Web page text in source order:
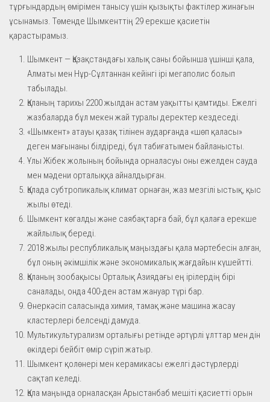
тұрғындардың өмірімен танысу үшін қызықты фактілер жинағын
ұсынамыз. Төменде Шымкенттің 29 ерекше қасиетін
қарастырамыз.
Шымкент — Қазақстандағы халық саны бойынша үшінші қала,
Алматы мен Нұр-Сұлтаннан кейінгі ірі мегаполис болып
табылады.
Қаланың тарихы 2200 жылдан астам уақытты қамтиды. Ежелгі
жазбаларда бұл мекен жай туралы деректер кездеседі.
«Шымкент» атауы қазақ тілінен аударғанда «шөп қаласы»
деген мағынаны білдіреді, бұл табиғатымен байланысты.
Ұлы Жібек жолының бойында орналасуы оны ежелден сауда
мен мәдени орталыққа айналдырған.
Қалада субтропикалық климат орнаған, жаз мезгілі ыстық, қыс
жылы өтеді.
Шымкент көгалды және саябақтарға бай, бұл қалаға ерекше
жайлылық береді.
2018 жылы республикалық маңыздағы қала мәртебесін алған,
бұл оның әкімшілік және экономикалық жағдайын күшейтті.
Қаланың зообақысы Орталық Азиядағы ең ірілердің бірі
саналады, онда 400-ден астам жануар түрі бар.
Өнеркәсіп саласында химия, тамақ және машина жасау
кластерлері белсенді дамуда.
Мультикультурализм орталығы ретінде әртүрлі ұлттар мен дін
өкілдері бейбіт өмір сүріп жатыр.
Шымкент қолөнері мен керамикасы ежелгі дәстүрлерді
сақтап келеді.
Қала маңында орналасқан Арыстанбаб мешіті қасиетті орын